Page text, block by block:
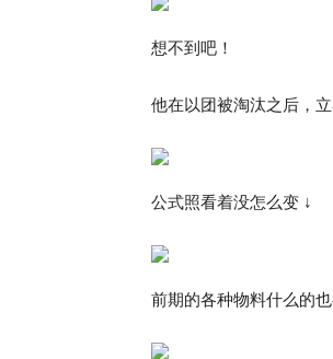
想不到吧！
他在以团被淘汰之后，
公式照看着没怎么变 ↓
前期的各种物料什么的